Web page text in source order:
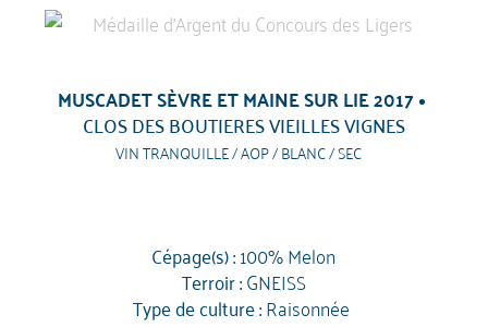
MUSCADET SÈVRE ET MAINE SUR LIE 2017
CLOS DES BOUTIERES VIEILLES VIGNES
VIN TRANQUILLE / AOP / BLANC / SEC
Cépage(s) :100% Melon
Terroir :GNEISS
Type de culture :Raisonnée